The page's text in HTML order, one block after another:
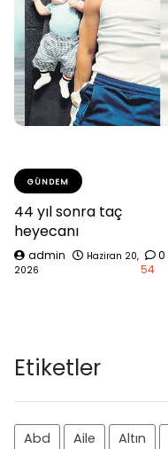
GÜNDEM
44 yıl sonra taç
heyecanı
admin
Haziran 20,
2026
0
54
Etiketler
Abd Aile Altın